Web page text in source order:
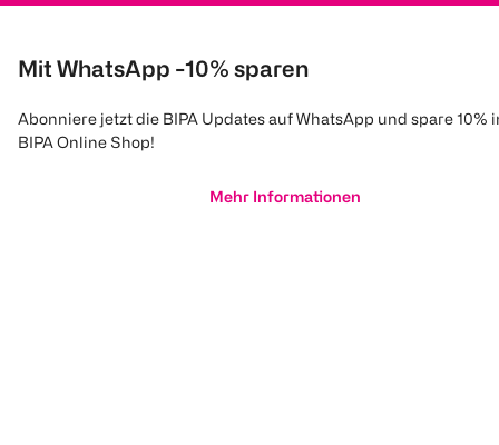
Mit WhatsApp -10% sparen
Abonniere jetzt die BIPA Updates auf WhatsApp und spare 10%
BIPA Online Shop!
Mehr Informationen